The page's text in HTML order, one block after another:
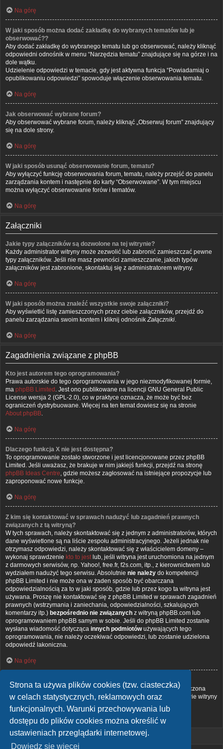
Strona ta używa plików cookies (tzw. ciasteczka)
w celach statystycznych, reklamowych oraz
funkcjonalnych. Warunki przechowywania lub
dostępu do plików cookies można określić w
ustawieniach przeglądarki internetowej.
Dowiedz się więcej
Na górę
W jaki sposób można dodać zakładkę do wybranych tematów lub je
obserwować??
Aby dodać zakładkę do wybranego tematu lub go obserwować, należy kliknąć
odpowiedni odnośnik w menu “Narzędzia tematu” znajdujące się na górze i na
dole wątku.
Udzielenie odpowiedzi w temacie, gdy jest aktywna funkcja “Powiadamiaj o
opublikowaniu odpowiedzi” spowoduje włączenie obserwowania tematu.
Na górę
Jak obserwować wybrane forum?
Aby obserwować wybrane forum, należy kliknąć „Obserwuj forum” znajdujący
się na dole strony.
Na górę
W jaki sposób usunąć obserwowanie forum, tematu?
Aby wyłączyć funkcję obserwowania forum, tematu, należy przejść do panelu
zarządzania kontem i następnie do karty “Obserwowane”. W tym miejscu
można wyłączyć obserwowanie forów i tematów.
Na górę
Załączniki
Jakie typy załączników są dozwolone na tej witrynie?
Każdy administrator witryny może zezwolić lub zabronić zamieszczać pewne
typy załączników. Jeśli nie masz pewności zamieszczanie, jakich typów
załączników jest zabronione, skontaktuj się z administratorem witryny.
Na górę
W jaki sposób można znaleźć wszystkie swoje załączniki?
Aby wyświetlić listę zamieszczonych przez ciebie załączników, przejdź do
panelu zarządzania swoim kontem i kliknij odnośnikZałączniki.
Na górę
Zagadnienia związane z phpBB
Kto jest autorem tego oprogramowania?
Prawa autorskie do tego oprogramowania w jego niezmodyfikowanej formie,
ma phpBB Limited . Jest ono publikowane na licencji GNU General Public
License wersja 2 (GPL-2.0), co w praktyce oznacza, że może być bez
ograniczeń dystrybuowane. Więcej na ten temat dowiesz się na stronie
About phpBB.
Na górę
Dlaczego funkcja X nie jest dostępna?
To oprogramowanie zostało stworzone i jest licencjonowane przez phpBB
Limited. Jeśli uważasz, że brakuje w nim jakiejś funkcji, przejdź na stronę
phpBB Ideas Centre, gdzie możesz zagłosować na istniejące propozycje lub
zaproponować nowe funkcje.
Na górę
Z kim się kontaktować w sprawach nadużyć lub zagadnień prawnych
związanych z tą witryną?
W tych sprawach, należy skontaktować się z jednym z administratorów, których
dane wyświetlone są na liście zespołu administracyjnego. Jeżeli jednak nie
otrzymasz odpowiedzi, należy skontaktować się z właścicielem domeny –
wykonaj sprawdzenie kto to jestlub, jeśli witryna jest uruchomiona na jednym
z darmowych serwisów, np. Yahoo!, free.fr, f2s.com, itp., z kierownictwem lub
wydziałem nadużyć tego serwisu. Absolutnie nie należy do kompetencji
phpBB Limited i nie może ona w żaden sposób być obarczana
odpowiedzialnością za to w jaki sposób, gdzie lub przez kogo ta witryna jest
używana. Proszę nie kontaktować się z phpBB Limited w sprawach zagadnień
prawnych (wstrzymania i zaniechania, odpowiedzialności, szkalujących
komentarzy itp.) bezpośrednio nie związanych z witryną phpBB.com lub
oprogramowaniem phpBB samym w sobie. Jeśli do phpBB Limited zostanie
wysłana wiadomość dotycząca innych podmiotówużywających tego
oprogramowania, nie należy oczekiwać odpowiedzi, lub zostanie udzielona
odpowiedź lakoniczna.
Na górę
Jak nawiązać kontakt z administratorem witryny?
Wszyscy użytkownicy witryny mogą używać – jeśli funkcja ta jest włączona
przez administratora witryny – formularza „Kontakt z nami”. Członkowie witryny
mogą także używać odnośnika „Zespół administracyjny”.
Na górę